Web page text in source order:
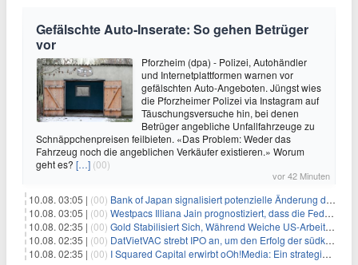
Gefälschte Auto-Inserate: So gehen Betrüger
vor
Pforzheim (dpa) - Polizei, Autohändler
und Internetplattformen warnen vor
gefälschten Auto-Angeboten. Jüngst wies
die Pforzheimer Polizei via Instagram auf
Täuschungsversuche hin, bei denen
Betrüger angebliche Unfallfahrzeuge zu
Schnäppchenpreisen feilbieten. «Das Problem: Weder das
Fahrzeug noch die angeblichen Verkäufer existieren.» Worum
geht es? […] (00)
vor 42 Minuten
10.08. 03:05 | (00) Bank of Japan signalisiert potenzielle Änderung der Zinspolitik angesichts von Inflationsbedenken
10.08. 03:05 | (00) Westpacs Illiana Jain prognostiziert, dass die Fed die Zinssätze nach dem Arbeitsmarktbericht stabil halten wird
10.08. 02:35 | (00) Gold Stabilisiert Sich, Während Weiche US-Arbeitsmarktdaten Zinsängste Lindern
10.08. 02:35 | (00) DatVietVAC strebt IPO an, um den Erfolg der südkoreanischen Unterhaltungsindustrie nachzuahmen
10.08. 02:35 | (00) I Squared Capital erwirbt oOh!Media: Ein strategischer Schritt in der Außenwerbung